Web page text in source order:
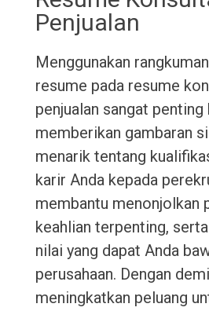
Penjualan
Menggunakan
resume pada resume
penjualan sangat penting
memberikan gambaran
menarik tentang
karir Anda kepada
membantu menonjolkan
keahlian terpenting,
nilai yang dapat Anda
perusahaan. Dengan
meningkatkan peluang